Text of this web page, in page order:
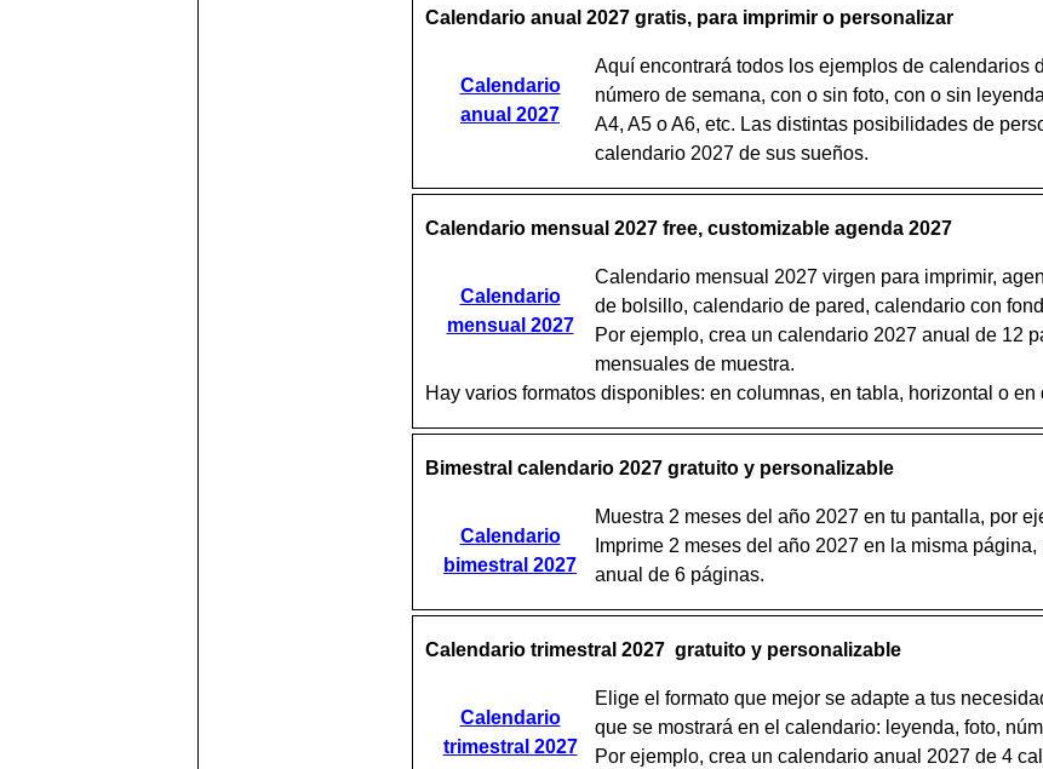
Calendario anual 2027 gratis, para imprimir o personalizar
Calendario
anual 2027
Aquí encontrará todos los ejemplos de calendarios
número de semana, con o sin foto, con o sin
A4, A5 o A6, etc. Las distintas posibilidades de
calendario 2027 de sus sueños.
Calendario mensual 2027 free, customizable agenda 2027
Calendario
mensual 2027
Calendario mensual 2027 virgen para imprimir,
de bolsillo, calendario de pared, calendario con
Por ejemplo, crea un calendario 2027 anual de 12
mensuales de muestra.
Hay varios formatos disponibles: en columnas, en tabla, horizontal o en
Bimestral calendario 2027 gratuito y personalizable
Calendario
bimestral 2027
Muestra 2 meses del año 2027 en tu pantalla, por
Imprime 2 meses del año 2027 en la misma
anual de 6 páginas.
Calendario trimestral 2027 gratuito y personalizable
Calendario
trimestral 2027
Elige el formato que mejor se adapte a tus
que se mostrará en el calendario: leyenda, foto,
Por ejemplo, crea un calendario anual 2027 de 4